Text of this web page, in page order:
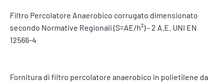
Filtro Percolatore Anaerobico corrugato dimensionato
secondo Normative Regionali (S=AE/h²) - 2 A.E. UNI EN
12566-4
Fornitura di filtro percolatore anaerobico in polietilene da